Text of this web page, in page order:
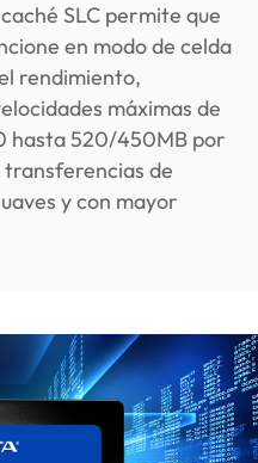
SLC permite que
en modo de celda
rendimiento,
máximas de
hasta 520/450MB por
de
y con mayor